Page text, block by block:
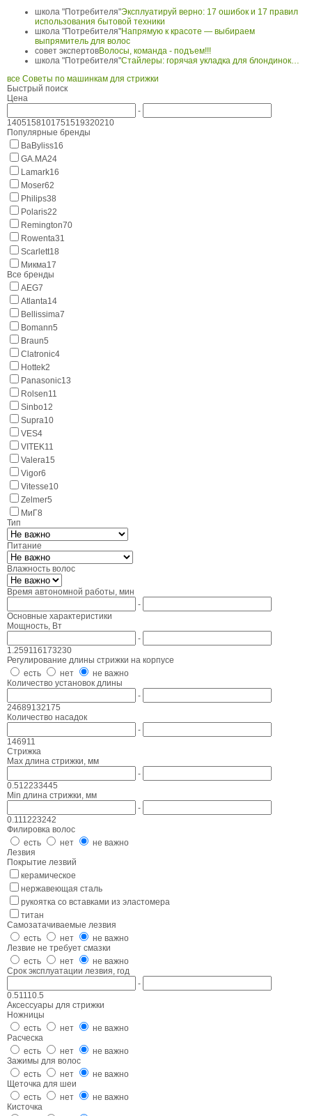
школа "Потребителя"Эксплуатируй верно: 17 ошибок и 17 правил
использования бытовой техники
школа "Потребителя"Напрямую к красоте — выбираем
выпрямитель для волос
совет экспертовВолосы, команда - подъем!!!
школа "Потребителя"Стайлеры: горячая укладка для блондинок…
все Советы по машинкам для стрижки
Быстрый поиск
Цена
-
1405158101751519320210
Популярные бренды
BaByliss16
GA.MA24
Lamark16
Moser62
Philips38
Polaris22
Remington70
Rowenta31
Scarlett18
Микма17
Все бренды
AEG7
Atlanta14
Bellissima7
Bomann5
Braun5
Clatronic4
Hottek2
Panasonic13
Rolsen11
Sinbo12
Supra10
VES4
VITEK11
Valera15
Vigor6
Vitesse10
Zelmer5
МиГ8
Тип
Питание
Влажность волос
Время автономной работы, мин
-
Основные характеристики
Мощность, Вт
-
1.259116173230
Регулирование длины стрижки на корпусе
есть
нет
не важно
Количество установок длины
-
24689132175
Количество насадок
-
146911
Стрижка
Max длина стрижки, мм
-
0.512233445
Min длина стрижки, мм
-
0.111223242
Филировка волос
есть
нет
не важно
Лезвия
Покрытие лезвий
керамическое
нержавеющая сталь
рукоятка со вставками из эластомера
титан
Самозатачиваемые лезвия
есть
нет
не важно
Лезвие не требует смазки
есть
нет
не важно
Срок эксплуатации лезвия, год
-
0.51110.5
Аксессуары для стрижки
Ножницы
есть
нет
не важно
Расческа
есть
нет
не важно
Зажимы для волос
есть
нет
не важно
Щеточка для шеи
есть
нет
не важно
Кисточка